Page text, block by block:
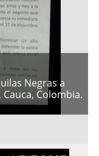
Negras a
Colombia.